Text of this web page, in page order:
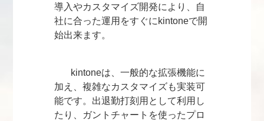
導入やカスタマイズ開発により、自
社に合った運用をすぐにkintoneで開
始出来ます。
kintoneは、一般的な拡張機能に
加え、複雑なカスタマイズも実装可
能です。出退勤打刻用として利用し
たり、ガントチャートを使ったプロ